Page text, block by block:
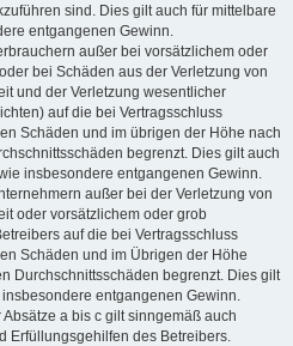
sind. Dies gilt auch für mittelbare
entgangenen Gewinn.
außer bei vorsätzlichem oder
bei Schäden aus der Verletzung von
und der Verletzung wesentlicher
auf die bei Vertragsschluss
Schäden und im übrigen der Höhe nach
begrenzt. Dies gilt auch
insbesondere entgangenen Gewinn.
außer bei der Verletzung von
oder vorsätzlichem oder grob
auf die bei Vertragsschluss
Schäden und im Übrigen der Höhe
Durchschnittsschäden begrenzt. Dies gilt
entgangenen Gewinn.
a bis c gilt sinngemäß auch
Erfüllungsgehilfen des Betreibers.